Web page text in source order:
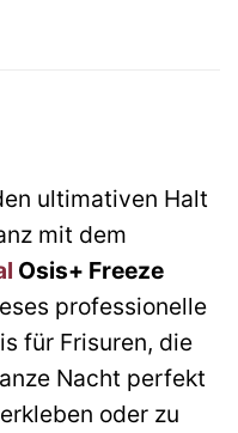
ultimativen Halt
mit dem
Osis+ Freeze
professionelle
für Frisuren, die
Nacht perfekt
oder zu